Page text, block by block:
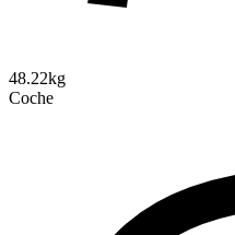
48.22kg
Coche